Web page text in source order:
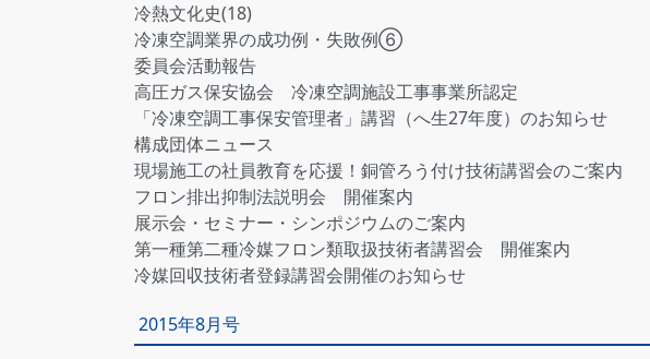
冷熱文化史(18)
冷凍空調業界の成功例・失敗例⑥
委員会活動報告
高圧ガス保安協会 冷凍空調施設工事事業所認定
「冷凍空調工事保安管理者」講習（へ生27年度）のお知らせ
構成団体ニュース
現場施工の社員教育を応援！銅管ろう付け技術講習会のご案内
フロン排出抑制法説明会 開催案内
展示会・セミナー・シンポジウムのご案内
第一種第二種冷媒フロン類取扱技術者講習会 開催案内
冷媒回収技術者登録講習会開催のお知らせ
2015年8月号